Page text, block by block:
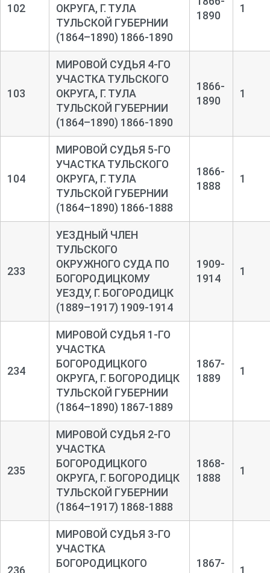
102
ОКРУГА, Г. ТУЛА
ТУЛЬСКОЙ ГУБЕРНИИ
(1864–1890) 1866-1890
1890
1
103
МИРОВОЙ СУДЬЯ 4-ГО
УЧАСТКА ТУЛЬСКОГО
ОКРУГА, Г. ТУЛА
ТУЛЬСКОЙ ГУБЕРНИИ
(1864–1890) 1866-1890
1866-
1890
1
104
МИРОВОЙ СУДЬЯ 5-ГО
УЧАСТКА ТУЛЬСКОГО
ОКРУГА, Г. ТУЛА
ТУЛЬСКОЙ ГУБЕРНИИ
(1864–1890) 1866-1888
1866-
1888
1
233
УЕЗДНЫЙ ЧЛЕН
ТУЛЬСКОГО
ОКРУЖНОГО СУДА ПО
БОГОРОДИЦКОМУ
УЕЗДУ, Г. БОГОРОДИЦК
(1889–1917) 1909-1914
1909-
1914
1
234
МИРОВОЙ СУДЬЯ 1-ГО
УЧАСТКА
БОГОРОДИЦКОГО
ОКРУГА, Г. БОГОРОДИЦК
ТУЛЬСКОЙ ГУБЕРНИИ
(1864–1890) 1867-1889
1867-
1889
1
235
МИРОВОЙ СУДЬЯ 2-ГО
УЧАСТКА
БОГОРОДИЦКОГО
ОКРУГА, Г. БОГОРОДИЦК
ТУЛЬСКОЙ ГУБЕРНИИ
(1864–1917) 1868-1888
1868-
1888
1
236
МИРОВОЙ СУДЬЯ 3-ГО
УЧАСТКА
БОГОРОДИЦКОГО
1867-
1